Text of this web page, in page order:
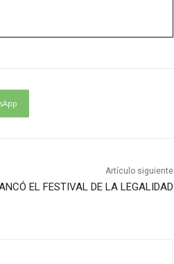
Artículo siguiente
EL FESTIVAL DE LA LEGALIDAD